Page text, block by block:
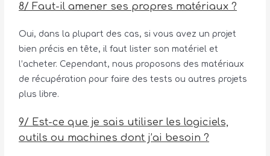
8/ Faut-il amener ses propres matériaux ?
Oui, dans la plupart des cas, si vous avez un projet
bien précis en tête, il faut lister son matériel et
l’acheter. Cependant, nous proposons des matériaux
de récupération pour faire des tests ou autres projets
plus libre.
9/ Est-ce que je sais utiliser les logiciels,
outils ou machines dont j’ai besoin ?